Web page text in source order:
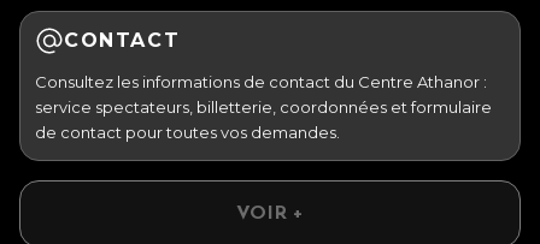
CONTACT
Consultez les informations de contact du Centre Athanor :
service spectateurs, billetterie, coordonnées et formulaire
de contact pour toutes vos demandes.
VOIR +